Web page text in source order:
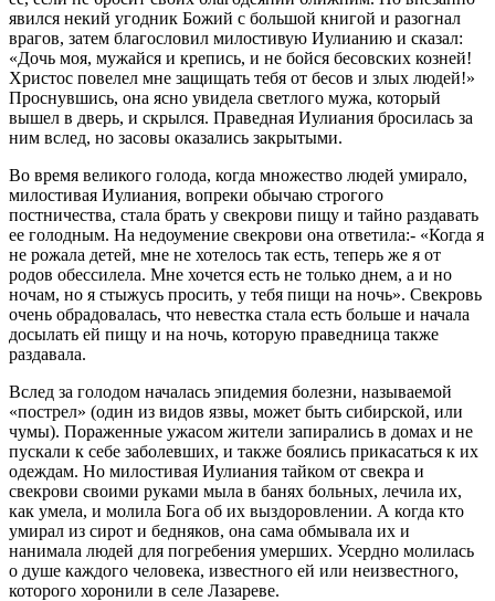
явился некий угодник Божий с большой книгой и разогнал
врагов, затем благословил милостивую Иулианию и сказал:
«Дочь моя, мужайся и крепись, и не бойся бесовских козней!
Христос повелел мне защищать тебя от бесов и злых людей!»
Проснувшись, она ясно увидела светлого мужа, который
вышел в дверь, и скрылся. Праведная Иулиания бросилась за
ним вслед, но засовы оказались закрытыми.
Во время великого голода, когда множество людей умирало,
милостивая Иулиания, вопреки обычаю строгого
постничества, стала брать у свекрови пищу и тайно раздавать
ее голодным. На недоумение свекрови она ответила:- «Когда я
не рожала детей, мне не хотелось так есть, теперь же я от
родов обессилела. Мне хочется есть не только днем, а и но
ночам, но я стыжусь просить, у тебя пищи на ночь». Свекровь
очень обрадовалась, что невестка стала есть больше и начала
досылать ей пищу и на ночь, которую праведница также
раздавала.
Вслед за голодом началась эпидемия болезни, называемой
«пострел» (один из видов язвы, может быть сибирской, или
чумы). Пораженные ужасом жители запирались в домах и не
пускали к себе заболевших, и также боялись прикасаться к их
одеждам. Но милостивая Иулиания тайком от свекра и
свекрови своими руками мыла в банях больных, лечила их,
как умела, и молила Бога об их выздоровлении. А когда кто
умирал из сирот и бедняков, она сама обмывала их и
нанимала людей для погребения умерших. Усердно молилась
о душе каждого человека, известного ей или неизвестного,
которого хоронили в селе Лазареве.